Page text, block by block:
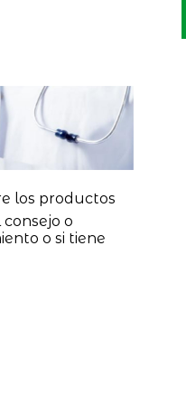
los productos
o
o si tiene